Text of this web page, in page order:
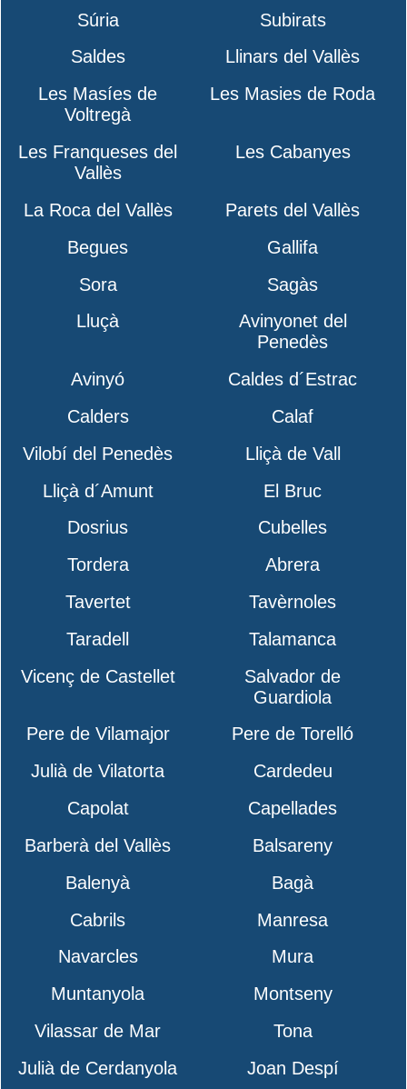
Súria
Subirats
Saldes
Llinars del Vallès
Les Masíes de
Voltregà
Les Masies de Roda
Les Franqueses del
Vallès
Les Cabanyes
La Roca del Vallès
Parets del Vallès
Begues
Gallifa
Sora
Sagàs
Lluçà
Avinyonet del
Penedès
Avinyó
Caldes d´Estrac
Calders
Calaf
Vilobí del Penedès
Lliçà de Vall
Lliçà d´Amunt
El Bruc
Dosrius
Cubelles
Tordera
Abrera
Tavertet
Tavèrnoles
Taradell
Talamanca
Vicenç de Castellet
Salvador de
Guardiola
Pere de Vilamajor
Pere de Torelló
Julià de Vilatorta
Cardedeu
Capolat
Capellades
Barberà del Vallès
Balsareny
Balenyà
Bagà
Cabrils
Manresa
Navarcles
Mura
Muntanyola
Montseny
Vilassar de Mar
Tona
Julià de Cerdanyola
Joan Despí